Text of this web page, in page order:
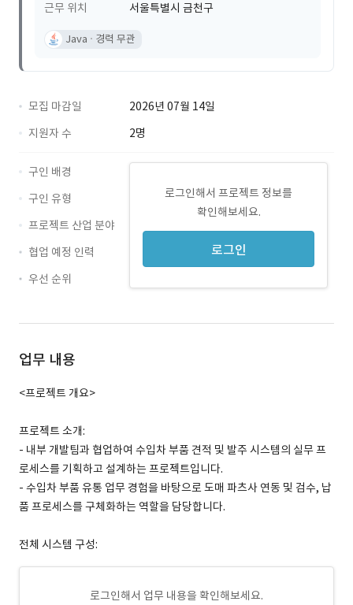
근무 위치
서울특별시 금천구
Java 경력 무관
모집 마감일
2026년 07월 14일
지원자 수
2명
로그인해서 프로젝트 정보를
확인해보세요.
로그인
구인 배경
구인 유형
프로젝트 산업 분야
협업 예정 인력
우선 순위
업무 내용
<프로젝트 개요>
프로젝트 소개:
- 내부 개발팀과 협업하여 수입차 부품 견적 및 발주 시스템의 실무 프
로세스를 기획하고 설계하는 프로젝트입니다.
- 수입차 부품 유통 업무 경험을 바탕으로 도매 파츠사 연동 및 검수, 납
품 프로세스를 구체화하는 역할을 담당합니다.
전체 시스템 구성:
로그인해서 업무 내용을 확인해보세요.